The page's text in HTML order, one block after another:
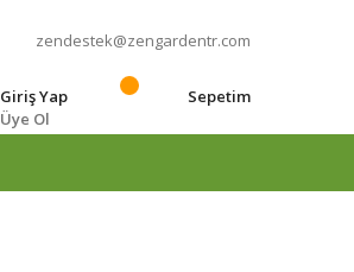
zendestek@zengardentr.com
Giriş Yap
Üye Ol
Sepetim